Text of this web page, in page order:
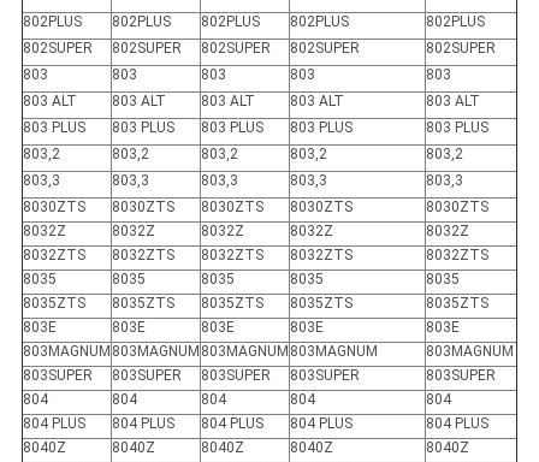
802PLUS
802PLUS 802PLUS 802PLUS
802PLUS
802SUPER
802SUPER 802SUPER 802SUPER
802SUPER
803
803 803 803
803
803 ALT
803 ALT 803 ALT 803 ALT
803 ALT
803 PLUS
803 PLUS 803 PLUS 803 PLUS
803 PLUS
803,2
803,2 803,2 803,2
803,2
803,3
803,3 803,3 803,3
803,3
8030ZTS
8030ZTS 8030ZTS 8030ZTS
8030ZTS
8032Z
8032Z 8032Z 8032Z
8032Z
8032ZTS
8032ZTS 8032ZTS 8032ZTS
8032ZTS
8035
8035 8035 8035
8035
8035ZTS
8035ZTS 8035ZTS 8035ZTS
8035ZTS
803E
803E 803E 803E
803E
803MAGNUM 803MAGNUM 803MAGNUM 803MAGNUM
803MAGNUM
803SUPER
803SUPER 803SUPER 803SUPER
803SUPER
804
804 804 804
804
804 PLUS
804 PLUS 804 PLUS 804 PLUS
804 PLUS
8040Z
8040Z 8040Z 8040Z
8040Z